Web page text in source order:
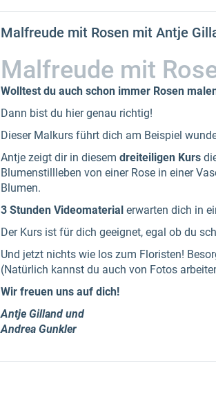
Malfreude mit Rosen mit Antje
Malfreude mit
Wolltest du auch schon immer Rosen
Dann bist du hier genau richtig!
Dieser Malkurs führt dich am Beispiel
Antje zeigt dir in diesem dreiteiligen Kurs
Blumenstillleben von einer Rose in einer
Blumen.
3 Stunden Videomaterial erwarten dich in
Der Kurs ist für dich geeignet, egal ob du
Und jetzt nichts wie los zum Floristen!
(Natürlich kannst du auch von Fotos
Wir freuen uns auf dich!
Antje Gilland und
Andrea Gunkler